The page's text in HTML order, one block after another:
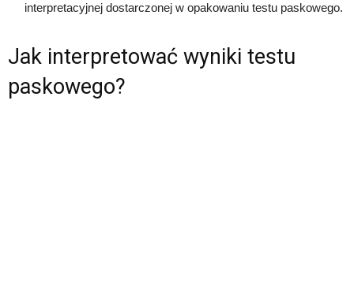
interpretacyjnej dostarczonej w opakowaniu testu paskowego.
Jak interpretować wyniki testu
paskowego?